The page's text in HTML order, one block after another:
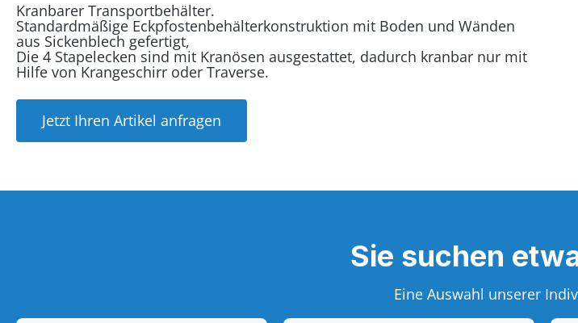
Kranbarer Transportbehälter.
Standardmäßige Eckpfostenbehälterkonstruktion mit Boden und Wänden
aus Sickenblech gefertigt,
Die 4 Stapelecken sind mit Kranösen ausgestattet, dadurch kranbar nur mit
Hilfe von Krangeschirr oder Traverse.
Jetzt Ihren Artikel anfragen
Sie suchen
Eine Auswahl unserer